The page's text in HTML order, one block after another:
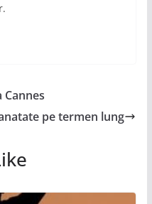
pe termen lung